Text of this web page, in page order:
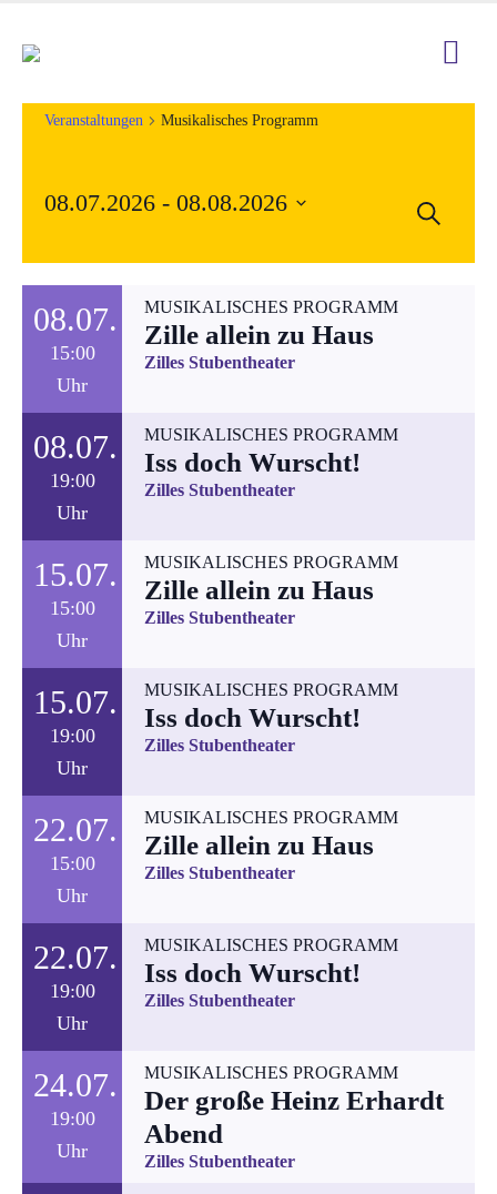
Veranstaltungen Musikalisches Programm
Suche
08.07.2026 - 08.08.2026
wählen.
08.07.
15:00
Uhr
MUSIKALISCHES PROGRAMM
Zille allein zu Haus
Zilles Stubentheater
08.07.
19:00
Uhr
MUSIKALISCHES PROGRAMM
Iss doch Wurscht!
Zilles Stubentheater
15.07.
15:00
Uhr
MUSIKALISCHES PROGRAMM
Zille allein zu Haus
Zilles Stubentheater
15.07.
19:00
Uhr
MUSIKALISCHES PROGRAMM
Iss doch Wurscht!
Zilles Stubentheater
22.07.
15:00
Uhr
MUSIKALISCHES PROGRAMM
Zille allein zu Haus
Zilles Stubentheater
22.07.
19:00
Uhr
MUSIKALISCHES PROGRAMM
Iss doch Wurscht!
Zilles Stubentheater
24.07.
19:00
Uhr
MUSIKALISCHES PROGRAMM
Der große Heinz Erhardt
Abend
Zilles Stubentheater